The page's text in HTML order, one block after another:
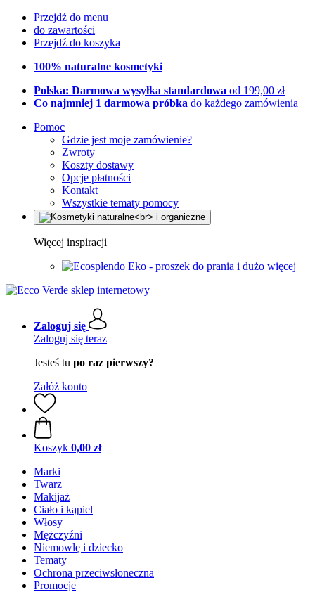
Przejdź do menu
do zawartości
Przejdź do koszyka
100% naturalne kosmetyki
Polska: Darmowa wysyłka standardowa od 199,00 zł
Co najmniej 1 darmowa próbka do każdego zamówienia
Pomoc
Gdzie jest moje zamówienie?
Zwroty
Koszty dostawy
Opcje płatności
Kontakt
Wszystkie tematy pomocy
Więcej inspiracji
Eko - proszek do prania i dużo więcej
Zaloguj się
Zaloguj się teraz
Jesteś tu po raz pierwszy?
Załóż konto
Koszyk 0,00 zł
Marki
Twarz
Makijaż
Ciało i kąpiel
Włosy
Mężczyźni
Niemowlę i dziecko
Tematy
Ochrona przeciwsłoneczna
Promocje